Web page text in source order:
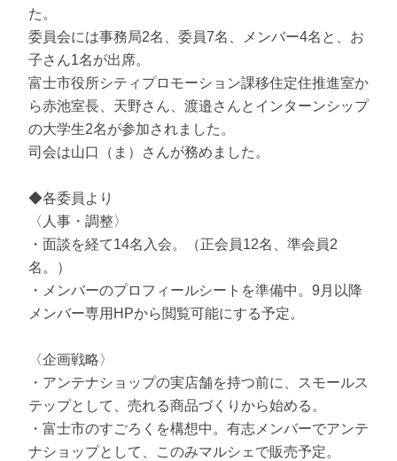
た。
委員会には事務局2名、委員7名、メンバー4名と、お
子さん1名が出席。
富士市役所シティプロモーション課移住定住推進室か
ら赤池室長、天野さん、渡邉さんとインターンシップ
の大学生2名が参加されました。
司会は山口（ま）さんが務めました。
◆各委員より
〈人事・調整〉
・面談を経て14名入会。（正会員12名、準会員2
名。）
・メンバーのプロフィールシートを準備中。9月以降
メンバー専用HPから閲覧可能にする予定。
〈企画戦略〉
・アンテナショップの実店舗を持つ前に、スモールス
テップとして、売れる商品づくりから始める。
・富士市のすごろくを構想中。有志メンバーでアンテ
ナショップとして、このみマルシェで販売予定。